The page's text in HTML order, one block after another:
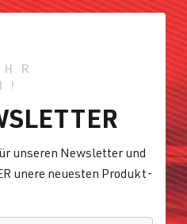
unseren Newsletter und
unere neuesten Produkt-